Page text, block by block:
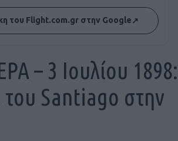
του Flight.com.gr στην Google↗
– 3 Ιουλίου 1898:
Santiago στην